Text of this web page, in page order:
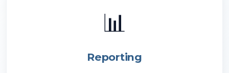
📊
Reporting